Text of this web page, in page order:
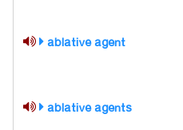
ablative agent
ablative agents